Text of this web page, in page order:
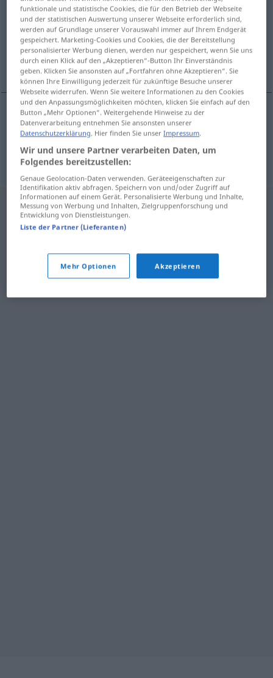
Übersicht aller Übersetzungen
(Für mehr Details die Übersetzung anklicken/antippen)
Literflasche, Literglas
Literflaschef litrovka
Literglasn litrovka
funktionale und statistische Cookies, die für den Betrieb der Webseite
und der statistischen Auswertung unserer Webseite erforderlich sind,
werden auf Grundlage unserer Vorauswahl immer auf Ihrem Endgerät
gespeichert. Marketing-Cookies und Cookies, die der Bereitstellung
personalisierter Werbung dienen, werden nur gespeichert, wenn Sie uns
durch einen Klick auf den „Akzeptieren“-Button Ihr Einverständnis
geben. Klicken Sie ansonsten auf „Fortfahren ohne Akzeptieren“. Sie
können Ihre Einwilligung jederzeit für zukünftige Besuche unserer
Webseite widerrufen. Wenn Sie weitere Informationen zu den Cookies
und den Anpassungsmöglichkeiten möchten, klicken Sie einfach auf den
Button „Mehr Optionen“. Weitergehende Hinweise zu der
Datenverarbeitung entnehmen Sie ansonsten unserer
Datenschutzerklärung. Hier finden Sie unserImpressum.
Wir und unsere Partner verarbeiten Daten, um
Folgendes bereitzustellen:
Genaue Geolocation-Daten verwenden. Geräteeigenschaften zur
Identifikation aktiv abfragen. Speichern von und/oder Zugriff auf
Informationen auf einem Gerät. Personalisierte Werbung und Inhalte,
Messung von Werbung und Inhalten, Zielgruppenforschung und
Entwicklung von Dienstleistungen.
Liste der Partner (Lieferanten)
Mehr Optionen Akzeptieren